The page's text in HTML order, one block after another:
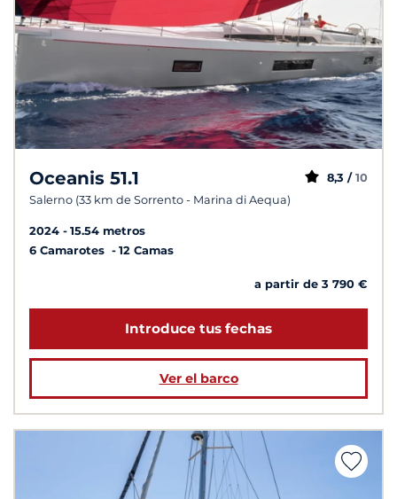
Oceanis 51.1
Salerno (33 km de Sorrento - Marina di Aequa)
8,3 / 10
2024
15.54 metros
6 Camarotes
12 Camas
a partir de 3 790 €
Introduce tus fechas
Ver el barco